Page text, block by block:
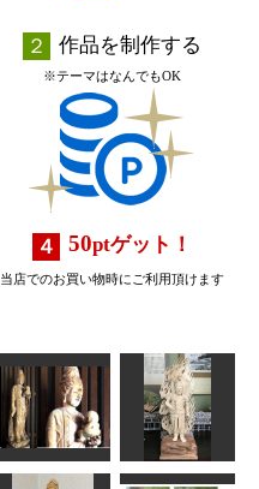
作品を制作する
※テーマはなんでもOK
50ptゲット！
当店でのお買い物時にご利用頂けます